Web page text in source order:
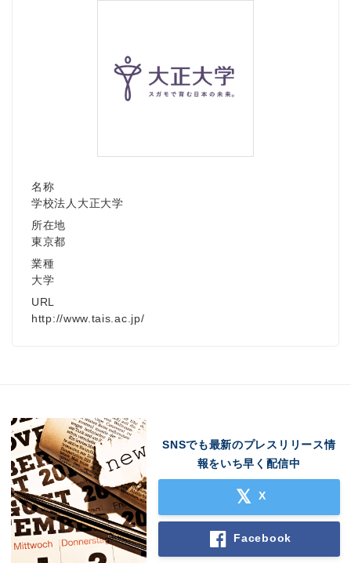
名称
学校法人大正大学
所在地
東京都
業種
大学
URL
http://www.tais.ac.jp/
SNSでも最新のプレスリリース情
報をいち早く配信中
X
Facebook